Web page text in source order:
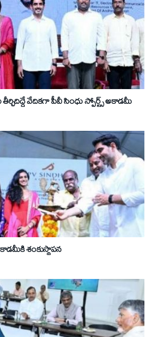
వేదికగా పీవీ సింధు స్పోర్ట్స్ అకాడమీ
శంకుస్థాపన